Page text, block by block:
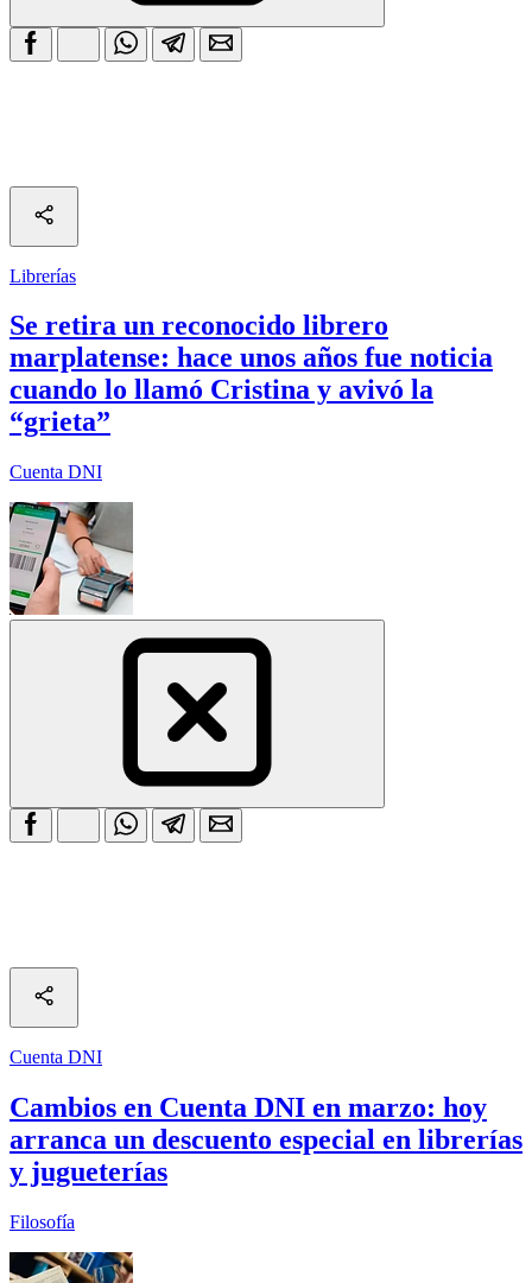
Librerías
Se retira un reconocido librero
marplatense: hace unos años fue noticia
cuando lo llamó Cristina y avivó la
“grieta”
Cuenta DNI
Cuenta DNI
Cambios en Cuenta DNI en marzo: hoy
arranca un descuento especial en librerías
y jugueterías
Filosofía